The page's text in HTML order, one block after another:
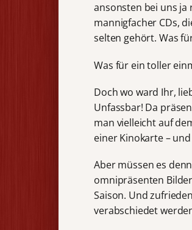
ansonsten bei uns
mannigfacher CDs,
selten gehört. Was
Was für ein toller
Doch wo ward Ihr,
Unfassbar! Da
man vielleicht auf
einer Kinokarte –
Aber müssen es
omnipräsenten
Saison. Und
verabschiedet